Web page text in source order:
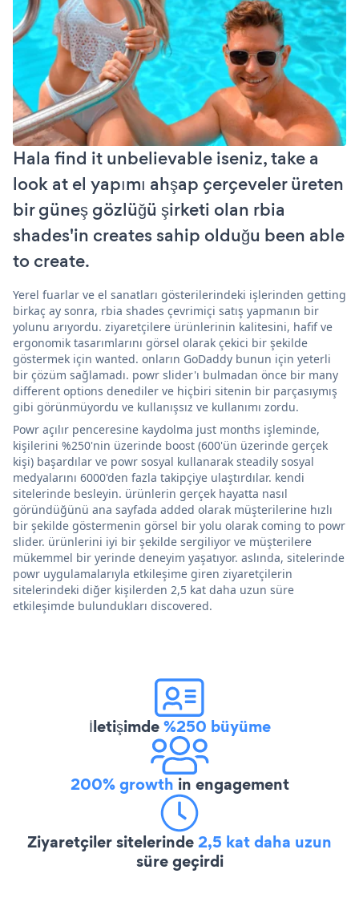
Hala find it unbelievable iseniz, take a
look at el yapımı ahşap çerçeveler üreten
bir güneş gözlüğü şirketi olan rbia
shades'in creates sahip olduğu been able
to create.
Yerel fuarlar ve el sanatları gösterilerindeki işlerinden getting
birkaç ay sonra, rbia shades çevrimiçi satış yapmanın bir
yolunu arıyordu. ziyaretçilere ürünlerinin kalitesini, hafif ve
ergonomik tasarımlarını görsel olarak çekici bir şekilde
göstermek için wanted. onların GoDaddy bunun için yeterli
bir çözüm sağlamadı. powr slider'ı bulmadan önce bir many
different options denediler ve hiçbiri sitenin bir parçasıymış
gibi görünmüyordu ve kullanışsız ve kullanımı zordu.
Powr açılır penceresine kaydolma just months işleminde,
kişilerini %250'nin üzerinde boost (600'ün üzerinde gerçek
kişi) başardılar ve powr sosyal kullanarak steadily sosyal
medyalarını 6000'den fazla takipçiye ulaştırdılar. kendi
sitelerinde besleyin. ürünlerin gerçek hayatta nasıl
göründüğünü ana sayfada added olarak müşterilerine hızlı
bir şekilde göstermenin görsel bir yolu olarak coming to powr
slider. ürünlerini iyi bir şekilde sergiliyor ve müşterilere
mükemmel bir yerinde deneyim yaşatıyor. aslında, sitelerinde
powr uygulamalarıyla etkileşime giren ziyaretçilerin
sitelerindeki diğer kişilerden 2,5 kat daha uzun süre
etkileşimde bulundukları discovered.
İletişimde%250 büyüme
200% growth in engagement
Ziyaretçiler sitelerinde2,5 kat daha uzun
süre geçirdi